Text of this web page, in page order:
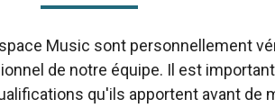
Music sont personnellement
de notre équipe. Il est
qu'ils apportent avant de